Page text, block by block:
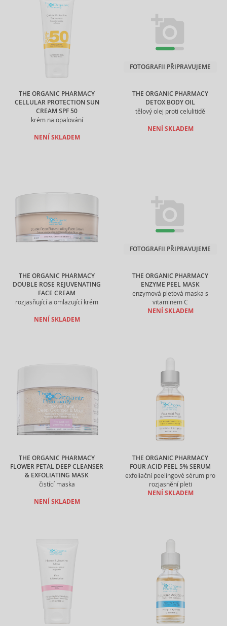
THE ORGANIC PHARMACY
CELLULAR PROTECTION SUN
CREAM SPF 50
krém na opalování
NENÍ SKLADEM
THE ORGANIC PHARMACY
DETOX BODY OIL
tělový olej proti celulitidě
FOTOGRAFII PŘIPRAVUJEME
NENÍ SKLADEM
THE ORGANIC PHARMACY
DOUBLE ROSE REJUVENATING
FACE CREAM
rozjasňující a omlazující krém
NENÍ SKLADEM
THE ORGANIC PHARMACY
ENZYME PEEL MASK
enzymová pleťová maska s
vitaminem C
FOTOGRAFII PŘIPRAVUJEME
NENÍ SKLADEM
THE ORGANIC PHARMACY
FLOWER PETAL DEEP CLEANSER
& EXFOLIATING MASK
čistící maska
NENÍ SKLADEM
THE ORGANIC PHARMACY
FOUR ACID PEEL 5% SERUM
exfoliační peelingové sérum pro
rozjasnění pleti
NENÍ SKLADEM